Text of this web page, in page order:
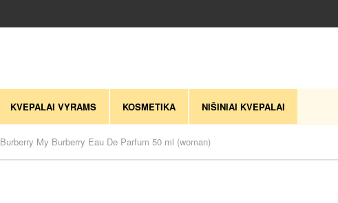
KVEPALAI VYRAMS KOSMETIKA NIŠINIAI KVEPALAI
Burberry My Burberry Eau De Parfum 50 ml (woman)